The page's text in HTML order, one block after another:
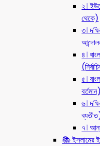
২।
থেকে)
৩।
৪।
৫।
বর্তমান)
৬।
৭।
📚 ইসলামের